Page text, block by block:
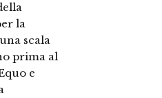
la
scala
prima al
e